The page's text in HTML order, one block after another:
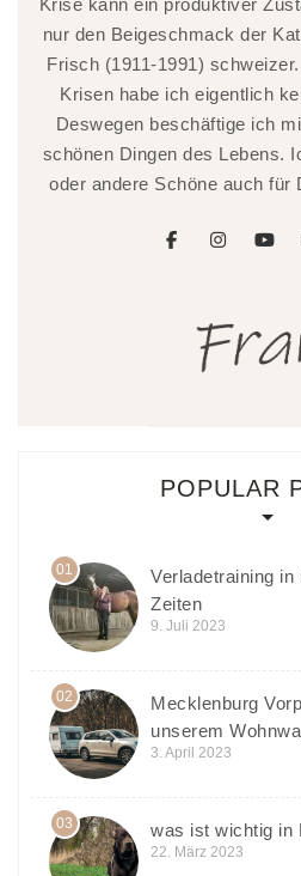
nur den Beigeschmack der
Frisch (1911-1991)
Krisen habe ich eigentlich
Deswegen beschäftige ich
schönen Dingen des Lebens.
oder andere Schöne auch für
POPULAR
01
Verladetraining
Zeiten
9. Juli 2023
02
Mecklenburg
unserem
3. April 2023
03 was ist wichtig in
22. März 2023